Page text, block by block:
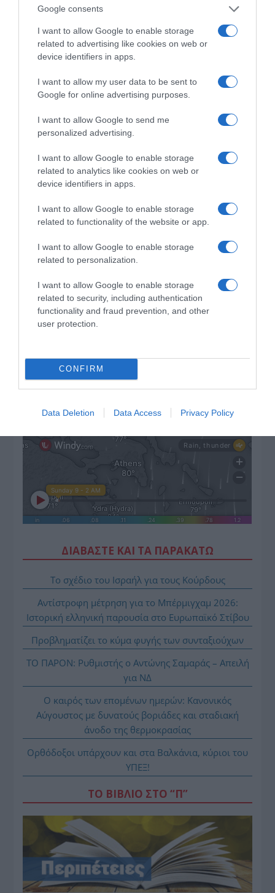
Google consents
I want to allow Google to enable storage
related to advertising like cookies on web or
device identifiers in apps.
I want to allow my user data to be sent to
Google for online advertising purposes.
I want to allow Google to send me
personalized advertising.
I want to allow Google to enable storage
related to analytics like cookies on web or
device identifiers in apps.
I want to allow Google to enable storage
related to functionality of the website or app.
I want to allow Google to enable storage
related to personalization.
I want to allow Google to enable storage
related to security, including authentication
functionality and fraud prevention, and other
user protection.
CONFIRM
Data Deletion Data Access Privacy Policy
ΠΑΤΗΣΤΕ ΓΙΑ LIVE ΚΙΝΗΣΗ
Live ενημέρωση για Κηφισό, Αττική Οδό και κέντρο Αθήνας από το
paron.gr
ΤΟ ΠΑΡΟΝ ΤΗΣ ΚΥΡΙΑΚΗΣ
ΔΙΑΒΑΣΤΕ ΚΑΙ ΤΑ ΠΑΡΑΚΑΤΩ
Το σχέδιο του Ισραήλ για τους Κούρδους
Αντίστροφη μέτρηση για το Μπέρμιγχαμ 2026:
Ιστορική ελληνική παρουσία στο Ευρωπαϊκό Στίβου
Προβληματίζει το κύμα φυγής των συνταξιούχων
ΤΟ ΠΑΡΟΝ: Ρυθμιστής ο Αντώνης Σαμαράς – Απειλή
για ΝΔ
Ο καιρός των επομένων ημερών: Κανονικός
Αύγουστος με δυνατούς βοριάδες και σταδιακή
άνοδο της θερμοκρασίας
Ορθόδοξοι υπάρχουν και στα Βαλκάνια, κύριοι του
ΥΠΕΞ!
ΤΟ ΒΙΒΛΙΟ ΣΤΟ “Π”